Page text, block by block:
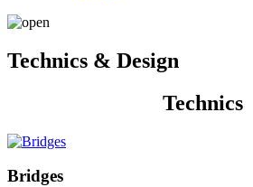
Technics & Design
Technics
Bridges